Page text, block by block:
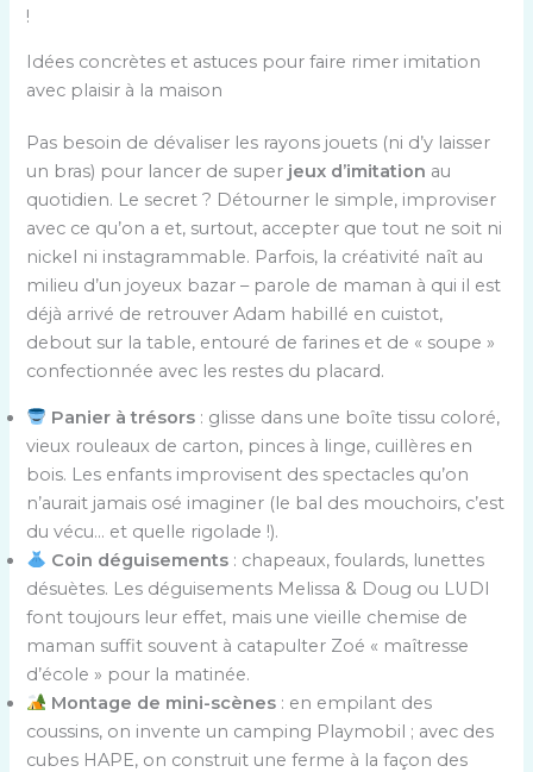
!
Idées concrètes et astuces pour faire rimer imitation
avec plaisir à la maison
Pas besoin de dévaliser les rayons jouets (ni d’y laisser
un bras) pour lancer de super jeux d’imitation au
quotidien. Le secret ? Détourner le simple, improviser
avec ce qu’on a et, surtout, accepter que tout ne soit ni
nickel ni instagrammable. Parfois, la créativité naît au
milieu d’un joyeux bazar – parole de maman à qui il est
déjà arrivé de retrouver Adam habillé en cuistot,
debout sur la table, entouré de farines et de « soupe »
confectionnée avec les restes du placard.
Panier à trésors : glisse dans une boîte tissu coloré,
vieux rouleaux de carton, pinces à linge, cuillères en
bois. Les enfants improvisent des spectacles qu’on
n’aurait jamais osé imaginer (le bal des mouchoirs, c’est
du vécu… et quelle rigolade !).
Coin déguisements : chapeaux, foulards, lunettes
désuètes. Les déguisements Melissa & Doug ou LUDI
font toujours leur effet, mais une vieille chemise de
maman suffit souvent à catapulter Zoé « maîtresse
d’école » pour la matinée.
Montage de mini-scènes : en empilant des
coussins, on invente un camping Playmobil ; avec des
cubes HAPE, on construit une ferme à la façon des